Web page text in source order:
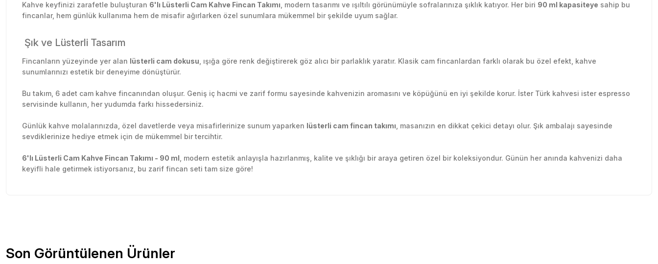
Kahve keyfinizi zarafetle buluşturan 6'lı Lüsterli Cam Kahve Fincan Takımı , modern tasarımı ve ışıltılı görünümüyle sofralarınıza şıklık katıyor. Her biri 90 ml kapasiteye sahip bu
fincanlar, hem günlük kullanıma hem de misafir ağırlarken özel sunumlara mükemmel bir şekilde uyum sağlar.
Şık ve Lüsterli Tasarım
Fincanların yüzeyinde yer alan lüsterli cam dokusu , ışığa göre renk değiştirerek göz alıcı bir parlaklık yaratır. Klasik cam fincanlardan farklı olarak bu özel efekt, kahve
sunumlarınızı estetik bir deneyime dönüştürür.
Bu takım, 6 adet cam kahve fincanından oluşur. Geniş iç hacmi ve zarif formu sayesinde kahvenizin aromasını ve köpüğünü en iyi şekilde korur. İster Türk kahvesi ister espresso
servisinde kullanın, her yudumda farkı hissedersiniz.
Günlük kahve molalarınızda, özel davetlerde veya misafirlerinize sunum yaparken lüsterli cam fincan takımı , masanızın en dikkat çekici detayı olur. Şık ambalajı sayesinde
sevdiklerinize hediye etmek için de mükemmel bir tercihtir.
6'lı Lüsterli Cam Kahve Fincan Takımı - 90 ml , modern estetik anlayışla hazırlanmış, kalite ve şıklığı bir araya getiren özel bir koleksiyondur. Günün her anında kahvenizi daha
keyifli hale getirmek istiyorsanız, bu zarif fincan seti tam size göre!
Ürün açıklamasında eksik bilgiler bulunuyor.
2 gün içinde teslim edildi. Teşekkürler Tedi.
Son Görüntülenen Ürünler